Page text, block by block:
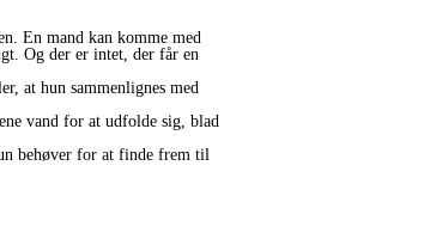
En mand kan komme med
Og der er intet, der får en
at hun sammenlignes med
vand for at udfolde sig, blad
behøver for at finde frem til